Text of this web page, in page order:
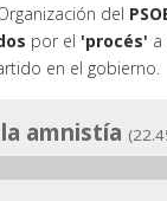
del
por el 'procés'
en el gobierno.
amnistía